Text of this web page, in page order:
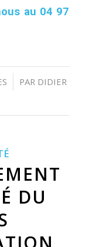
au 04 97
PAR DIDIER
DU